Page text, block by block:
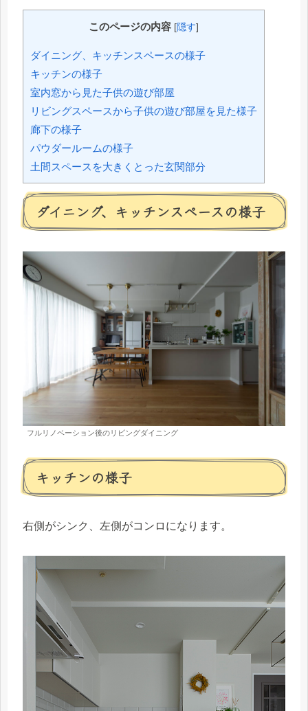
このページの内容 [隠す]
ダイニング、キッチンスペースの様子
キッチンの様子
室内窓から見た子供の遊び部屋
リビングスペースから子供の遊び部屋を見た様子
廊下の様子
パウダールームの様子
土間スペースを大きくとった玄関部分
ダイニング、キッチンスペースの様子
フルリノベーション後のリビングダイニング
キッチンの様子
右側がシンク、左側がコンロになります。